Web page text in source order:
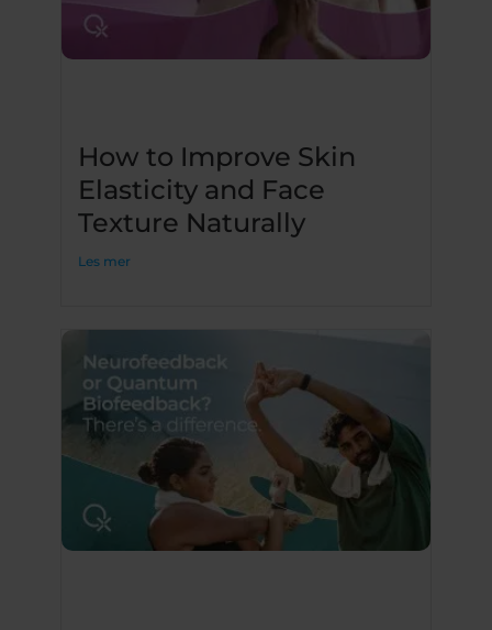
How to Improve Skin
Elasticity and Face
Texture Naturally
Les mer